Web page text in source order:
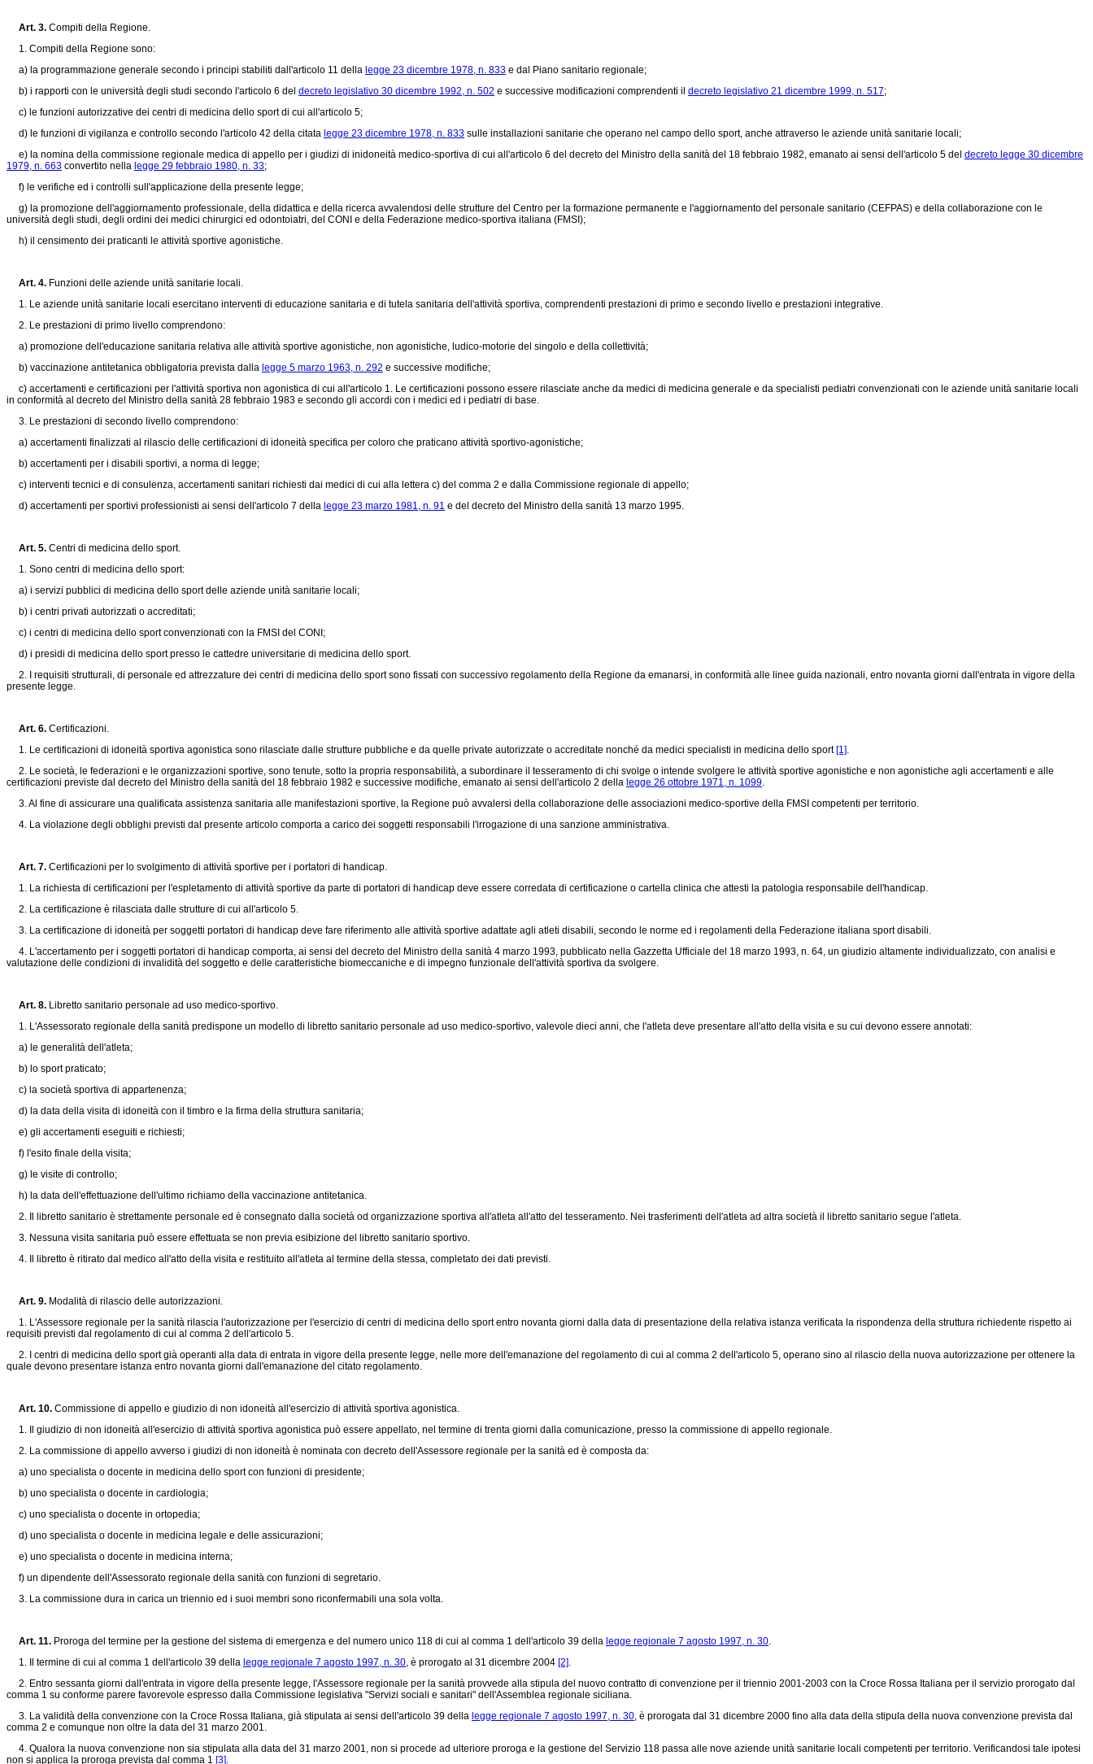
Art. 3. Compiti della Regione.
1. Compiti della Regione sono:
a) la programmazione generale secondo i principi stabiliti dall'articolo 11 della legge 23 dicembre 1978, n. 833 e dal Piano sanitario regionale;
b) i rapporti con le università degli studi secondo l'articolo 6 del decreto legislativo 30 dicembre 1992, n. 502 e successive modificazioni comprendenti il decreto legislativo 21 dicembre 1999, n. 517;
c) le funzioni autorizzative dei centri di medicina dello sport di cui all'articolo 5;
d) le funzioni di vigilanza e controllo secondo l'articolo 42 della citata legge 23 dicembre 1978, n. 833 sulle installazioni sanitarie che operano nel campo dello sport, anche attraverso le aziende unità sanitarie locali;
e) la nomina della commissione regionale medica di appello per i giudizi di inidoneità medico-sportiva di cui all'articolo 6 del decreto del Ministro della sanità del 18 febbraio 1982, emanato ai sensi dell'articolo 5 del decreto legge 30 dicembre
1979, n. 663 convertito nella legge 29 febbraio 1980, n. 33;
f) le verifiche ed i controlli sull'applicazione della presente legge;
g) la promozione dell'aggiornamento professionale, della didattica e della ricerca avvalendosi delle strutture del Centro per la formazione permanente e l'aggiornamento del personale sanitario (CEFPAS) e della collaborazione con le
università degli studi, degli ordini dei medici chirurgici ed odontoiatri, del CONI e della Federazione medico-sportiva italiana (FMSI);
h) il censimento dei praticanti le attività sportive agonistiche.
Art. 4. Funzioni delle aziende unità sanitarie locali.
1. Le aziende unità sanitarie locali esercitano interventi di educazione sanitaria e di tutela sanitaria dell'attività sportiva, comprendenti prestazioni di primo e secondo livello e prestazioni integrative.
2. Le prestazioni di primo livello comprendono:
a) promozione dell'educazione sanitaria relativa alle attività sportive agonistiche, non agonistiche, ludico-motorie del singolo e della collettività;
b) vaccinazione antitetanica obbligatoria prevista dalla legge 5 marzo 1963, n. 292 e successive modifiche;
c) accertamenti e certificazioni per l'attività sportiva non agonistica di cui all'articolo 1. Le certificazioni possono essere rilasciate anche da medici di medicina generale e da specialisti pediatri convenzionati con le aziende unità sanitarie locali
in conformità al decreto del Ministro della sanità 28 febbraio 1983 e secondo gli accordi con i medici ed i pediatri di base.
3. Le prestazioni di secondo livello comprendono:
a) accertamenti finalizzati al rilascio delle certificazioni di idoneità specifica per coloro che praticano attività sportivo-agonistiche;
b) accertamenti per i disabili sportivi, a norma di legge;
c) interventi tecnici e di consulenza, accertamenti sanitari richiesti dai medici di cui alla lettera c) del comma 2 e dalla Commissione regionale di appello;
d) accertamenti per sportivi professionisti ai sensi dell'articolo 7 della legge 23 marzo 1981, n. 91 e del decreto del Ministro della sanità 13 marzo 1995.
Art. 5. Centri di medicina dello sport.
1. Sono centri di medicina dello sport:
a) i servizi pubblici di medicina dello sport delle aziende unità sanitarie locali;
b) i centri privati autorizzati o accreditati;
c) i centri di medicina dello sport convenzionati con la FMSI del CONI;
d) i presidi di medicina dello sport presso le cattedre universitarie di medicina dello sport.
2. I requisiti strutturali, di personale ed attrezzature dei centri di medicina dello sport sono fissati con successivo regolamento della Regione da emanarsi, in conformità alle linee guida nazionali, entro novanta giorni dall'entrata in vigore della
presente legge.
Art. 6. Certificazioni.
1. Le certificazioni di idoneità sportiva agonistica sono rilasciate dalle strutture pubbliche e da quelle private autorizzate o accreditate nonché da medici specialisti in medicina dello sport [1].
2. Le società, le federazioni e le organizzazioni sportive, sono tenute, sotto la propria responsabilità, a subordinare il tesseramento di chi svolge o intende svolgere le attività sportive agonistiche e non agonistiche agli accertamenti e alle
certificazioni previste dal decreto del Ministro della sanità del 18 febbraio 1982 e successive modifiche, emanato ai sensi dell'articolo 2 della legge 26 ottobre 1971, n. 1099.
3. Al fine di assicurare una qualificata assistenza sanitaria alle manifestazioni sportive, la Regione può avvalersi della collaborazione delle associazioni medico-sportive della FMSI competenti per territorio.
4. La violazione degli obblighi previsti dal presente articolo comporta a carico dei soggetti responsabili l'irrogazione di una sanzione amministrativa.
Art. 7. Certificazioni per lo svolgimento di attività sportive per i portatori di handicap.
1. La richiesta di certificazioni per l'espletamento di attività sportive da parte di portatori di handicap deve essere corredata di certificazione o cartella clinica che attesti la patologia responsabile dell'handicap.
2. La certificazione è rilasciata dalle strutture di cui all'articolo 5.
3. La certificazione di idoneità per soggetti portatori di handicap deve fare riferimento alle attività sportive adattate agli atleti disabili, secondo le norme ed i regolamenti della Federazione italiana sport disabili.
4. L'accertamento per i soggetti portatori di handicap comporta, ai sensi del decreto del Ministro della sanità 4 marzo 1993, pubblicato nella Gazzetta Ufficiale del 18 marzo 1993, n. 64, un giudizio altamente individualizzato, con analisi e
valutazione delle condizioni di invalidità del soggetto e delle caratteristiche biomeccaniche e di impegno funzionale dell'attività sportiva da svolgere.
Art. 8. Libretto sanitario personale ad uso medico-sportivo.
1. L'Assessorato regionale della sanità predispone un modello di libretto sanitario personale ad uso medico-sportivo, valevole dieci anni, che l'atleta deve presentare all'atto della visita e su cui devono essere annotati:
a) le generalità dell'atleta;
b) lo sport praticato;
c) la società sportiva di appartenenza;
d) la data della visita di idoneità con il timbro e la firma della struttura sanitaria;
e) gli accertamenti eseguiti e richiesti;
f) l'esito finale della visita;
g) le visite di controllo;
h) la data dell'effettuazione dell'ultimo richiamo della vaccinazione antitetanica.
2. Il libretto sanitario è strettamente personale ed è consegnato dalla società od organizzazione sportiva all'atleta all'atto del tesseramento. Nei trasferimenti dell'atleta ad altra società il libretto sanitario segue l'atleta.
3. Nessuna visita sanitaria può essere effettuata se non previa esibizione del libretto sanitario sportivo.
4. Il libretto è ritirato dal medico all'atto della visita e restituito all'atleta al termine della stessa, completato dei dati previsti.
Art. 9. Modalità di rilascio delle autorizzazioni.
1. L'Assessore regionale per la sanità rilascia l'autorizzazione per l'esercizio di centri di medicina dello sport entro novanta giorni dalla data di presentazione della relativa istanza verificata la rispondenza della struttura richiedente rispetto ai
requisiti previsti dal regolamento di cui al comma 2 dell'articolo 5.
2. I centri di medicina dello sport già operanti alla data di entrata in vigore della presente legge, nelle more dell'emanazione del regolamento di cui al comma 2 dell'articolo 5, operano sino al rilascio della nuova autorizzazione per ottenere la
quale devono presentare istanza entro novanta giorni dall'emanazione del citato regolamento.
Art. 10. Commissione di appello e giudizio di non idoneità all'esercizio di attività sportiva agonistica.
1. Il giudizio di non idoneità all'esercizio di attività sportiva agonistica può essere appellato, nel termine di trenta giorni dalla comunicazione, presso la commissione di appello regionale.
2. La commissione di appello avverso i giudizi di non idoneità è nominata con decreto dell'Assessore regionale per la sanità ed è composta da:
a) uno specialista o docente in medicina dello sport con funzioni di presidente;
b) uno specialista o docente in cardiologia;
c) uno specialista o docente in ortopedia;
d) uno specialista o docente in medicina legale e delle assicurazioni;
e) uno specialista o docente in medicina interna;
f) un dipendente dell'Assessorato regionale della sanità con funzioni di segretario.
3. La commissione dura in carica un triennio ed i suoi membri sono riconfermabili una sola volta.
Art. 11. Proroga del termine per la gestione del sistema di emergenza e del numero unico 118 di cui al comma 1 dell'articolo 39 della legge regionale 7 agosto 1997, n. 30.
1. Il termine di cui al comma 1 dell'articolo 39 della legge regionale 7 agosto 1997, n. 30, è prorogato al 31 dicembre 2004 [2].
2. Entro sessanta giorni dall'entrata in vigore della presente legge, l'Assessore regionale per la sanità provvede alla stipula del nuovo contratto di convenzione per il triennio 2001-2003 con la Croce Rossa Italiana per il servizio prorogato dal
comma 1 su conforme parere favorevole espresso dalla Commissione legislativa "Servizi sociali e sanitari" dell'Assemblea regionale siciliana.
3. La validità della convenzione con la Croce Rossa Italiana, già stipulata ai sensi dell'articolo 39 della legge regionale 7 agosto 1997, n. 30, è prorogata dal 31 dicembre 2000 fino alla data della stipula della nuova convenzione prevista dal
comma 2 e comunque non oltre la data del 31 marzo 2001.
4. Qualora la nuova convenzione non sia stipulata alla data del 31 marzo 2001, non si procede ad ulteriore proroga e la gestione del Servizio 118 passa alle nove aziende unità sanitarie locali competenti per territorio. Verificandosi tale ipotesi
non si applica la proroga prevista dal comma 1 [3].